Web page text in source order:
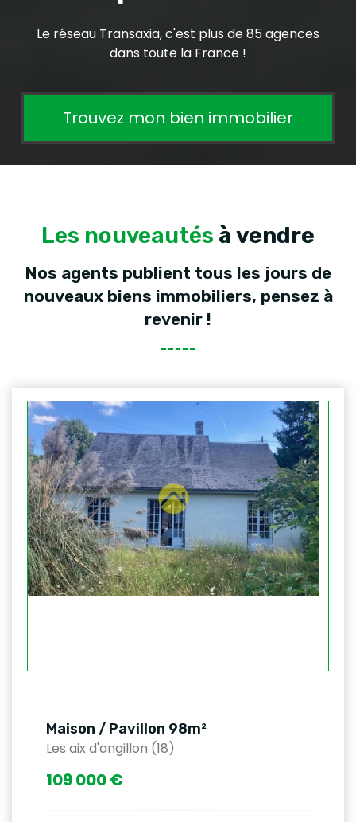
Le réseau Transaxia, c'est plus de 85 agences
dans toute la France !
Trouvez mon bien immobilier
Les nouveautés à vendre
Nos agents publient tous les jours de
nouveaux biens immobiliers, pensez à
revenir !
Maison / Pavillon 98m²
Les aix d'angillon (18)
109 000 €